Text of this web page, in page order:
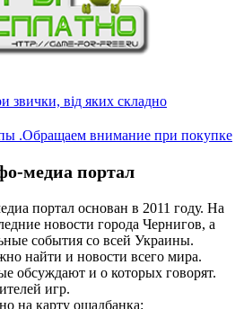
звички, від яких складно
.Обращаем внимание при покупке
медиа портал
портал основан в 2011 году. На
новости города Чернигов, а
события со всей Украины.
найти и новости всего мира.
обсуждают и о которых говорят.
игр.
на карту ощадбанка: